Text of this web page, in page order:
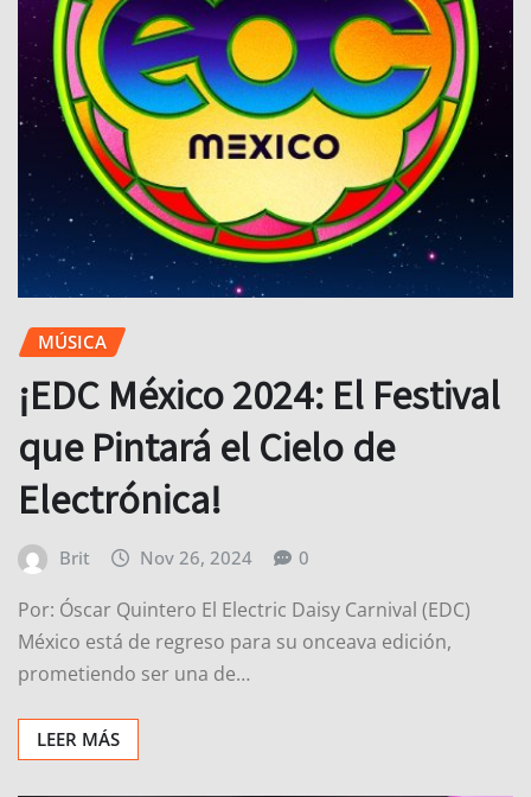
MÚSICA
¡EDC México 2024: El Festival
que Pintará el Cielo de
Electrónica!
Brit Nov 26, 2024 0
Por: Óscar Quintero El Electric Daisy Carnival (EDC)
México está de regreso para su onceava edición,
prometiendo ser una de…
LEER MÁS